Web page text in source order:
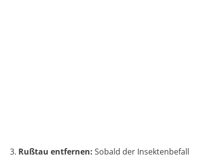
3. Rußtau entfernen: Sobald der Insektenbefall